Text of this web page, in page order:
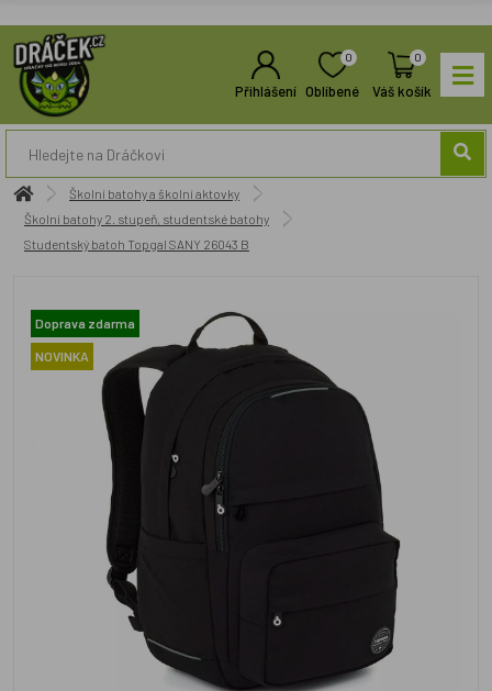
Přihlášení
0
Oblíbené
0
Váš košík
Školní batohy a školní aktovky
Školní batohy 2. stupeň, studentské batohy
Studentský batoh Topgal SANY 26043 B
Doprava zdarma
NOVINKA